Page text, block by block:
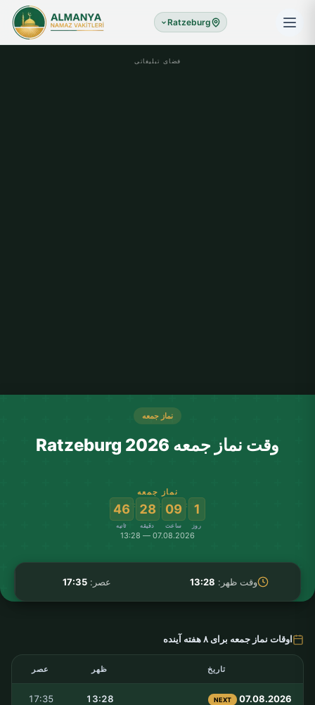
Ratzeburg
فضای تبلیغاتی
نماز جمعه
وقت نماز جمعه Ratzeburg 2026
نماز جمعه
1
روز
:
09
ساعت
:
28
دقیقه
:
46
ثانیه
07.08.2026 — 13:28
وقت ظهر: 13:28 عصر:17:35
اوقات نماز جمعه برای ۸ هفته آینده
تاریخ ظهر عصر
07.08.2026
NEXT
13:28
17:35